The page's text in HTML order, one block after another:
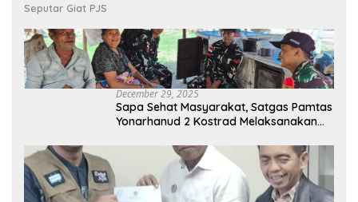
Seputar Giat PJS
December 29, 2025
Sapa Sehat Masyarakat, Satgas Pamtas
Yonarhanud 2 Kostrad Melaksanakan